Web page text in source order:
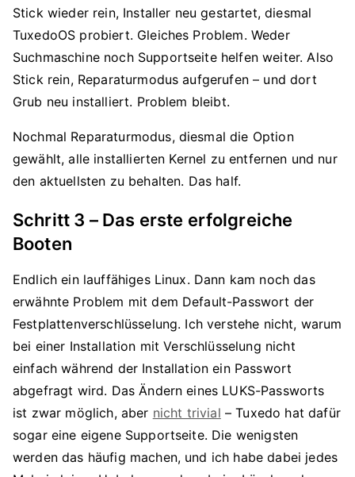
Stick wieder rein, Installer neu gestartet, diesmal
TuxedoOS probiert. Gleiches Problem. Weder
Suchmaschine noch Supportseite helfen weiter. Also
Stick rein, Reparaturmodus aufgerufen – und dort
Grub neu installiert. Problem bleibt.
Nochmal Reparaturmodus, diesmal die Option
gewählt, alle installierten Kernel zu entfernen und nur
den aktuellsten zu behalten. Das half.
Schritt 3 – Das erste erfolgreiche
Booten
Endlich ein lauffähiges Linux. Dann kam noch das
erwähnte Problem mit dem Default-Passwort der
Festplattenverschlüsselung. Ich verstehe nicht, warum
bei einer Installation mit Verschlüsselung nicht
einfach während der Installation ein Passwort
abgefragt wird. Das Ändern eines LUKS-Passworts
ist zwar möglich, aber nicht trivial – Tuxedo hat dafür
sogar eine eigene Supportseite. Die wenigsten
werden das häufig machen, und ich habe dabei jedes